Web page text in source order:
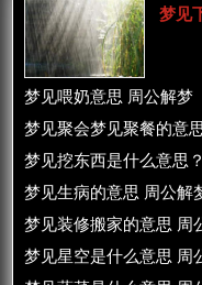
梦见
梦见喂奶意思 周公解梦
梦见聚会梦见聚餐的意
梦见挖东西是什么意思？
梦见生病的意思 周公解
梦见装修搬家的意思 周
梦见星空是什么意思 周